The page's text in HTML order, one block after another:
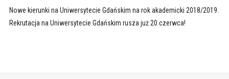
Nowe kierunki na Uniwersytecie Gdańskim na rok akademicki 2018/2019.
Rekrutacja na Uniwersytecie Gdańskim rusza już 20 czerwca!